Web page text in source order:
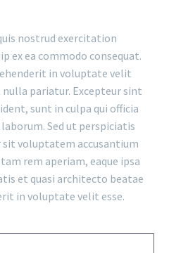
nostrud exercitation
ex ea commodo consequat.
in voluptate velit
pariatur. Excepteur sint
sunt in culpa qui officia
Sed ut perspiciatis
voluptatem accusantium
rem aperiam, eaque ipsa
et quasi architecto beatae
in voluptate velit esse.